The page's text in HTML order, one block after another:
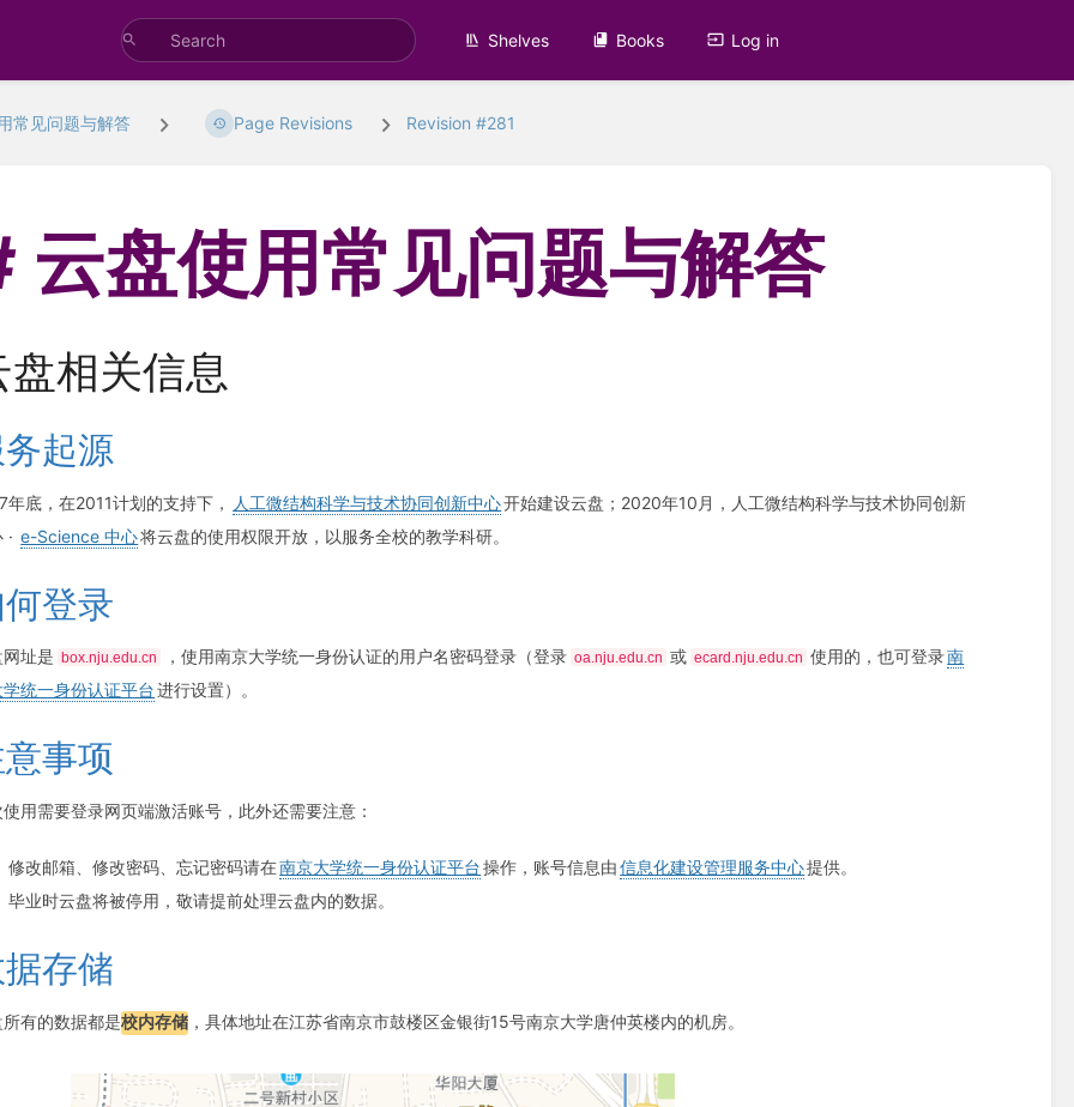
Shelves Books Log in
常见问题与解答 Page Revisions Revision #281
云盘使用常见问题与解答
盘相关信息
起源
年底，在2011计划的支持下， 人工微结构科学与技术协同创新中心开始建设云盘；2020年10月，人工微结构科学与技术协同创新
· e-Science 中心将云盘的使用权限开放，以服务全校的教学科研。
登录
址是 box.nju.edu.cn ，使用南京大学统一身份认证的用户名密码登录（登录 oa.nju.edu.cn 或 ecard.nju.edu.cn 使用的，也可登录南
统一身份认证平台进行设置）。
事项
用需要登录网页端激活账号，此外还需要注意：
修改邮箱、修改密码、忘记密码请在南京大学统一身份认证平台操作，账号信息由信息化建设管理服务中心提供。
毕业时云盘将被停用，敬请提前处理云盘内的数据。
存储
所有的数据都是校内存储 ，具体地址在江苏省南京市鼓楼区金银街15号南京大学唐仲英楼内的机房。